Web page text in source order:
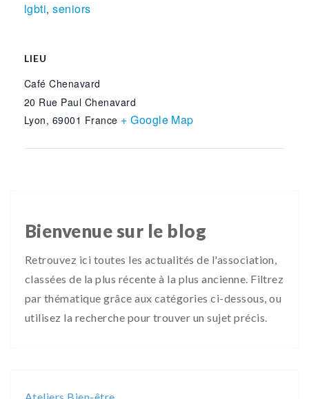
lgbti,seniors
LIEU
Café Chenavard
20 Rue Paul Chenavard
Lyon, 69001 France + Google Map
Bienvenue sur le blog
Retrouvez ici toutes les actualités de l'association,
classées de la plus récente à la plus ancienne. Filtrez
par thématique grâce aux catégories ci-dessous, ou
utilisez la recherche pour trouver un sujet précis.